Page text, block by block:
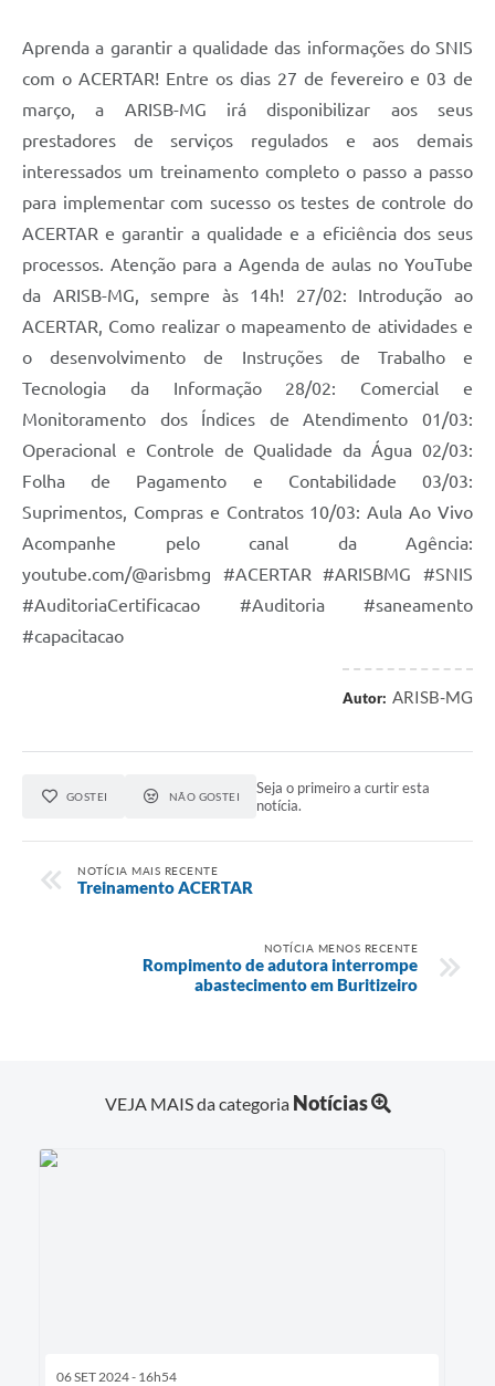
Aprenda a garantir a qualidade das informações do SNIS
com o ACERTAR! Entre os dias 27 de fevereiro e 03 de
março, a ARISB-MG irá disponibilizar aos seus
prestadores de serviços regulados e aos demais
interessados um treinamento completo o passo a passo
para implementar com sucesso os testes de controle do
ACERTAR e garantir a qualidade e a eficiência dos seus
processos. Atenção para a Agenda de aulas no YouTube
da ARISB-MG, sempre às 14h! 27/02: Introdução ao
ACERTAR, Como realizar o mapeamento de atividades e
o desenvolvimento de Instruções de Trabalho e
Tecnologia da Informação 28/02: Comercial e
Monitoramento dos Índices de Atendimento 01/03:
Operacional e Controle de Qualidade da Água 02/03:
Folha de Pagamento e Contabilidade 03/03:
Suprimentos, Compras e Contratos 10/03: Aula Ao Vivo
Acompanhe pelo canal da Agência:
youtube.com/@arisbmg #ACERTAR #ARISBMG #SNIS
#AuditoriaCertificacao #Auditoria #saneamento
#capacitacao
Autor: ARISB-MG
GOSTEI NÃO GOSTEI
Seja o primeiro a curtir esta
notícia.
NOTÍCIA MAIS RECENTE
Treinamento ACERTAR
NOTÍCIA MENOS RECENTE
Rompimento de adutora interrompe
abastecimento em Buritizeiro
VEJA MAIS da categoria Notícias
06 SET 2024 - 16h54